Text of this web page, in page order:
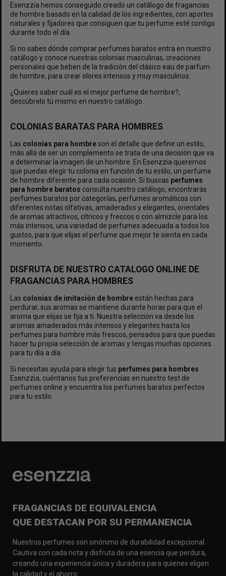
Esenzzia hemos conseguido creado un catálogo de fragancias
de hombre basado en la calidad de los ingredientes, con aportes
naturales y fijadores que consiguen que tu perfume esté contigo
durante todo el día.
Si no sabes dónde comprar perfumes baratos entra en nuestro
catálogo y conoce nuestras colonias masculinas, creaciones
personales que beben de la tradición del clásico eau de parfum
de hombre, para crear olores intensos y muy masculinos.
¿Quieres saber cuál es el mejor perfume de hombre?,
descúbrelo tú mismo en nuestro catálogo.
COLONIAS BARATAS PARA HOMBRES
Las colonias para hombreson el detalle que define un estilo,
más allá de ser un complemento se trata de una decisión que va
a determinar la imagen de un hombre. En Esenzzia queremos
que puedas elegir tu colonia en función de tu estilo, un perfume
de hombre diferente para cada ocasión. Si buscas perfumes
para hombre baratos consulta nuestro catálogo, encontrarás
perfumes baratos por categorías, perfumes aromáticos con
diferentes notas olfativas, amaderados y elegantes, orientales
de aromas atractivos, cítricos y frescos o con almizcle para los
más intensos, una variedad de perfumes adecuada a todos los
gustos, para que elijas el perfume que mejor te sienta en cada
momento.
DISFRUTA DE NUESTRO CATALOGO ONLINE DE
FRAGANCIAS PARA HOMBRES
Las colonias de imitación de hombre están hechas para
perdurar, sus aromas se mantiene durante horas para que el
aroma que elijas se fija a ti. Nuestra selección va desde los
aromas amaderados más intensos y elegantes hasta los
perfumes para hombre más frescos, pensados para que puedas
hacer tu propia selección de aromas y tengas muchas opciones
para tu día a día.
Si necesitas ayuda para elegir tus perfumes para hombres
Esenzzia, cuéntanos tus preferencias en nuestro test de
perfumes online y encuentra los perfumes baratos perfectos
para tu estilo.
FRAGANCIAS DE EQUIVALENCIA
QUE DESTACAN POR SU PERMANENCIA
Nuestros perfumes son sinónimo de durabilidad excepcional.
Cautiva con cada nota y disfruta de una esencia que perdura,
creando una experiencia única y duradera para quienes eligen
la calidad y el ahorro.